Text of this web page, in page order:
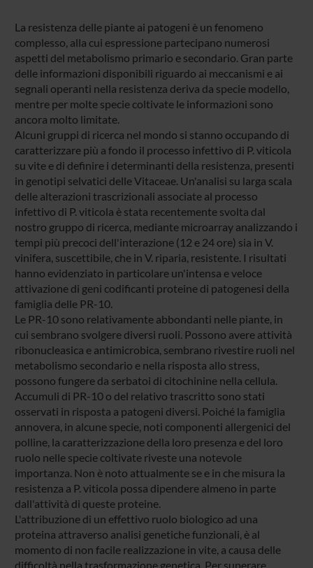
La resistenza delle piante ai patogeni è un fenomeno
complesso, alla cui espressione partecipano numerosi
aspetti del metabolismo primario e secondario. Gran parte
delle informazioni disponibili riguardo ai meccanismi e ai
segnali operanti nella resistenza deriva da specie modello,
mentre per molte specie coltivate le informazioni sono
ancora molto limitate.
Alcuni gruppi di ricerca nel mondo si stanno occupando di
caratterizzare più a fondo il processo infettivo di P. viticola
su vite e di definire i determinanti della resistenza, presenti
in genotipi selvatici delle Vitaceae. Un'analisi su larga scala
delle alterazioni trascrizionali associate al processo
infettivo di P. viticola è stata recentemente svolta dal
nostro gruppo di ricerca, mediante microarray analizzando i
tempi più precoci dell'interazione (12 e 24 ore) sia in V.
vinifera, suscettibile, che in V. riparia, resistente. I risultati
hanno evidenziato in particolare un'intensa e veloce
attivazione di geni codificanti proteine di patogenesi della
famiglia delle PR-10.
Le PR-10 sono relativamente abbondanti nelle piante, in
cui sembrano svolgere diversi ruoli. Possono avere attività
ribonucleasica e antimicrobica, sembrano rivestire ruoli nel
metabolismo secondario e nella risposta allo stress,
possono fungere da serbatoi di citochinine nella cellula.
Accumuli di PR-10 o del relativo trascritto sono stati
osservati in risposta a patogeni diversi. Poiché la famiglia
annovera, in alcune specie, noti componenti allergenici del
polline, la caratterizzazione della loro presenza e del loro
ruolo nelle specie coltivate riveste una notevole
importanza. Non è noto attualmente se e in che misura la
resistenza a P. viticola possa dipendere almeno in parte
dall'attività di queste proteine.
L'attribuzione di un effettivo ruolo biologico ad una
proteina attraverso analisi genetiche funzionali, è al
momento di non facile realizzazione in vite, a causa delle
difficoltà nella trasformazione genetica. Per superare